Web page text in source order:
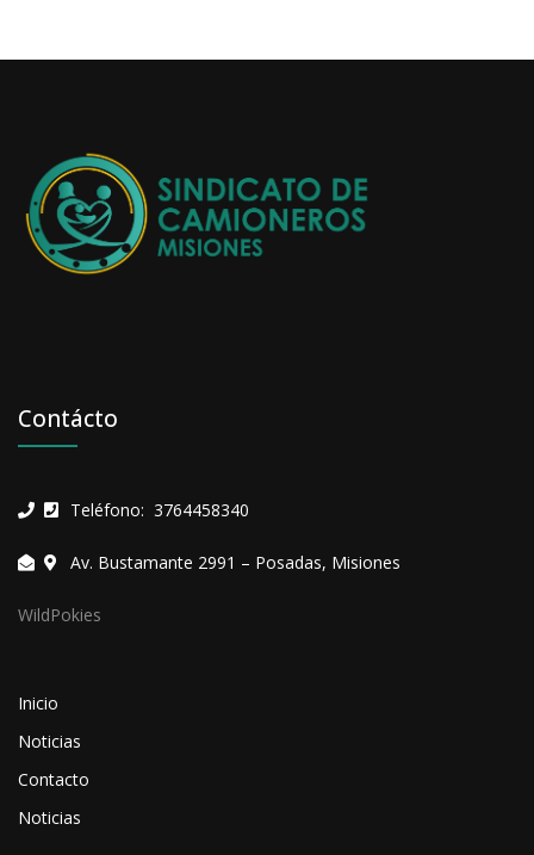
Contácto
Teléfono: 3764458340
Av. Bustamante 2991 – Posadas, Misiones
WildPokies
Inicio
Noticias
Contacto
Noticias